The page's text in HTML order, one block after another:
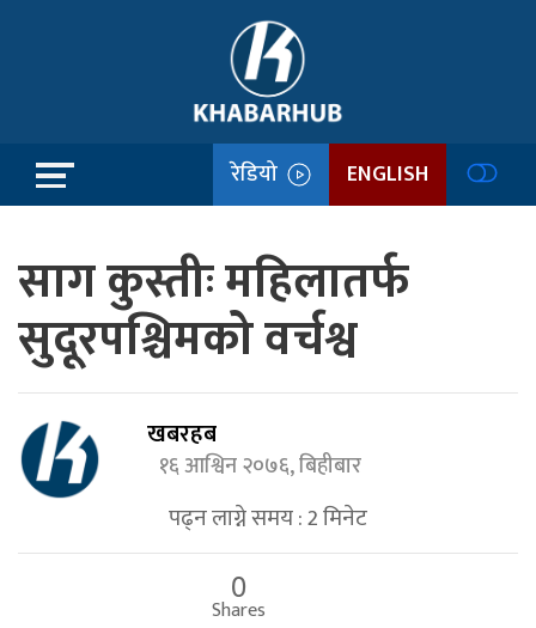
रेडियो ENGLISH
साग कुस्तीः महिलातर्फ
सुदूरपश्चिमको वर्चश्व
खबरहब
१६ आश्विन २०७६, बिहीबार
पढ्न लाग्ने समय :2मिनेट
0
Shares